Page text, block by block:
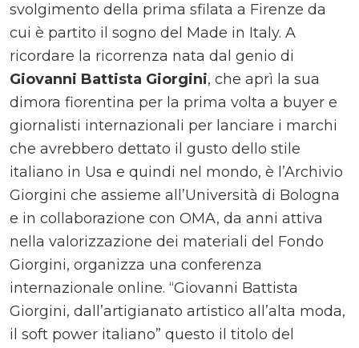
svolgimento della prima sfilata a Firenze da
cui è partito il sogno del Made in Italy. A
ricordare la ricorrenza nata dal genio di
Giovanni Battista Giorgini, che aprì la sua
dimora fiorentina per la prima volta a buyer e
giornalisti internazionali per lanciare i marchi
che avrebbero dettato il gusto dello stile
italiano in Usa e quindi nel mondo, è l’Archivio
Giorgini che assieme all’Università di Bologna
e in collaborazione con OMA, da anni attiva
nella valorizzazione dei materiali del Fondo
Giorgini, organizza una conferenza
internazionale online. “Giovanni Battista
Giorgini, dall’artigianato artistico all’alta moda,
il soft power italiano” questo il titolo del